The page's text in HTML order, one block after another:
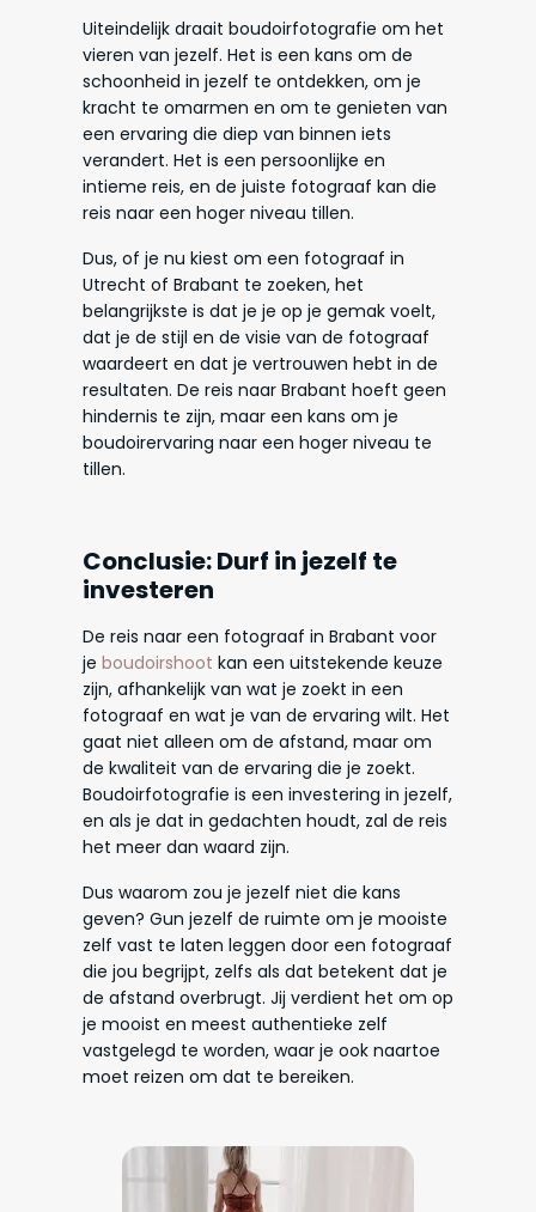
Uiteindelijk draait boudoirfotografie om het
vieren van jezelf. Het is een kans om de
schoonheid in jezelf te ontdekken, om je
kracht te omarmen en om te genieten van
een ervaring die diep van binnen iets
verandert. Het is een persoonlijke en
intieme reis, en de juiste fotograaf kan die
reis naar een hoger niveau tillen.
Dus, of je nu kiest om een fotograaf in
Utrecht of Brabant te zoeken, het
belangrijkste is dat je je op je gemak voelt,
dat je de stijl en de visie van de fotograaf
waardeert en dat je vertrouwen hebt in de
resultaten. De reis naar Brabant hoeft geen
hindernis te zijn, maar een kans om je
boudoirervaring naar een hoger niveau te
tillen.
Conclusie: Durf in jezelf te
investeren
De reis naar een fotograaf in Brabant voor
je boudoirshoot kan een uitstekende keuze
zijn, afhankelijk van wat je zoekt in een
fotograaf en wat je van de ervaring wilt. Het
gaat niet alleen om de afstand, maar om
de kwaliteit van de ervaring die je zoekt.
Boudoirfotografie is een investering in jezelf,
en als je dat in gedachten houdt, zal de reis
het meer dan waard zijn.
Dus waarom zou je jezelf niet die kans
geven? Gun jezelf de ruimte om je mooiste
zelf vast te laten leggen door een fotograaf
die jou begrijpt, zelfs als dat betekent dat je
de afstand overbrugt. Jij verdient het om op
je mooist en meest authentieke zelf
vastgelegd te worden, waar je ook naartoe
moet reizen om dat te bereiken.